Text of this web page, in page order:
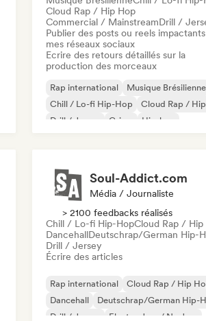
Cloud Rap / Hip Hop
Commercial / MainstreamDrill /
Publier des posts ou reels
mes réseaux sociaux
Ecrire des retours détaillés sur la
production des morceaux
Rap international
Musique Brésilienne
Chill / Lo-fi Hip-Hop
Cloud Rap /
Drill / Jersey
Grime
Hip-hop
Soul-Addict.com
Média / Journaliste
> 2100 feedbacks réalisés
Chill / Lo-fi Hip-HopCloud Rap / Hip
DancehallDeutschrap/German Hip-
Drill / Jersey
Écrire des articles
Rap international
Cloud Rap / Hip
Dancehall
Deutschrap/German Hip-
Drill / Jersey
Electro Jazz / Nu Jazz